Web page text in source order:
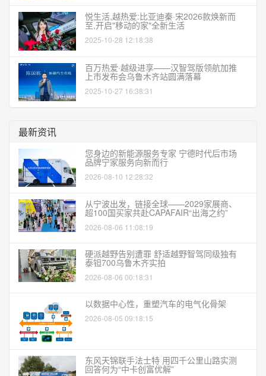
悦生活,越热爱:比亚迪秦·宋2026款焕新而
至,开启"移动的家"全新生活
2025-10-28 12:18:38
百万热爱·越级进享——汉智驾版领航加推
上市发布会乌鲁木齐站圆满落幕
2025-10-27 16:38:31
最新资讯
您身边的新能源服务专家 宁德时代后市场
品牌宁家服务向新而行
2026-08-10 12:28:32
从宁波出发，链接全球——2029家展商、
超100国买家共赴CAPAFAIR“出海之约”
2026-08-06 11:08:19
硬派越野告别遭罪 舒适越野智驾同级独有
泰钽700乌鲁木齐实拍
2026-08-06 00:18:31
以数据中心性，重塑汽车的电气化骨架
2026-08-05 09:18:15
东风天锦联手法士特 用四千公里山路实测
回答何为“中卡创富优解”